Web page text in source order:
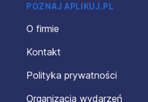
POZNAJ APLIKUJ.PL
O firmie
Kontakt
Polityka prywatności
Organizacja wydarzeń